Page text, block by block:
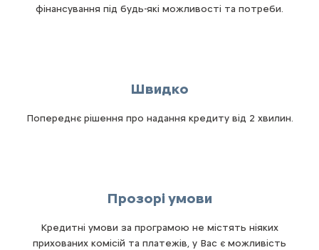
фінансування під будь-які можливості та потреби.
Швидко
Попереднє рішення про надання кредиту від 2 хвилин.
Прозорі умови
Кредитні умови за програмою не містять ніяких
прихованих комісій та платежів, у Вас є можливість